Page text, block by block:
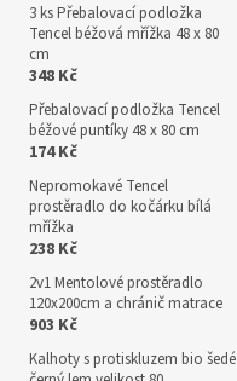
3 ks Přebalovací podložka
Tencel béžová mřížka 48 x 80
cm
348 Kč
Přebalovací podložka Tencel
béžové puntíky 48 x 80 cm
174 Kč
Nepromokavé Tencel
prostěradlo do kočárku bílá
mřížka
238 Kč
2v1 Mentolové prostěradlo
120x200cm a chránič matrace
903 Kč
Kalhoty s protiskluzem bio šedé